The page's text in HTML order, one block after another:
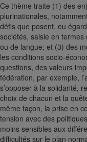
Ce thème traite (1) des
plurinationales,
défis que posent, eu
sociétés, saisie en termes
ou de langue; et (3) des
les conditions socio-
questions, des valeurs
fédération, par exemple,
s’opposer à la solidarité,
choix de chacun et la
même façon, la prise en
tension avec des
moins sensibles aux
difficultés sur le plan